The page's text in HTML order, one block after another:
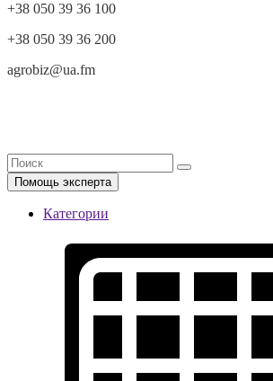
+38 050 39 36 100
+38 050 39 36 200
agrobiz@ua.fm
Помощь эксперта
Категории